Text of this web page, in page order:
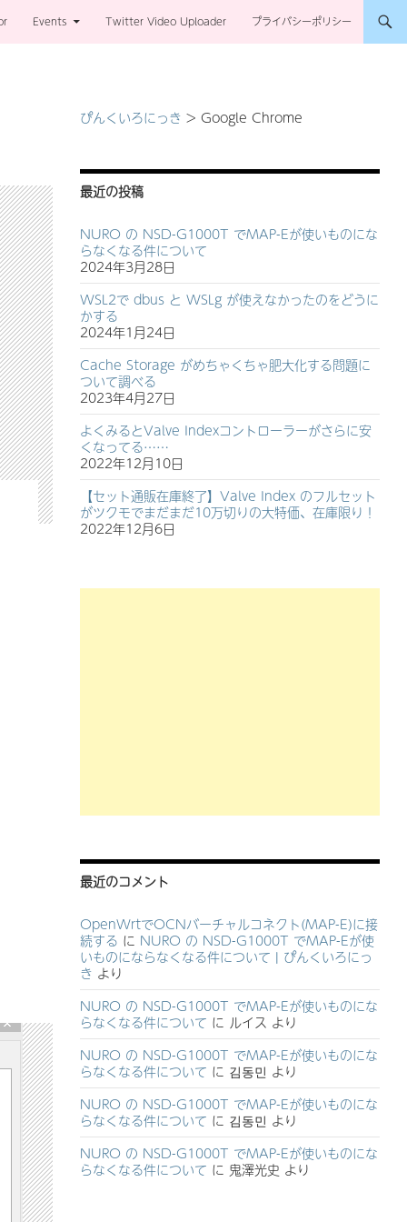
Events Twitter Video Uploader プライバシーポリシー
ぴんくいろにっき > Google Chrome
最近の投稿
NURO の NSD-G1000T でMAP-Eが使いものにな
らなくなる件について
2024年3月28日
WSL2で dbus と WSLg が使えなかったのをどうに
かする
2024年1月24日
Cache Storage がめちゃくちゃ肥大化する問題に
ついて調べる
2023年4月27日
よくみるとValve Indexコントローラーがさらに安
くなってる……
2022年12月10日
【セット通販在庫終了】Valve Index のフルセット
がツクモでまだまだ10万切りの大特価、在庫限り！
2022年12月6日
最近のコメント
OpenWrtでOCNバーチャルコネクト(MAP-E)に接
続する に NURO の NSD-G1000T でMAP-Eが使
いものにならなくなる件について | ぴんくいろにっ
き より
NURO の NSD-G1000T でMAP-Eが使いものにな
らなくなる件について に ルイス より
NURO の NSD-G1000T でMAP-Eが使いものにな
らなくなる件について に 김동민 より
NURO の NSD-G1000T でMAP-Eが使いものにな
らなくなる件について に 김동민 より
NURO の NSD-G1000T でMAP-Eが使いものにな
らなくなる件について に 鬼澤光史 より